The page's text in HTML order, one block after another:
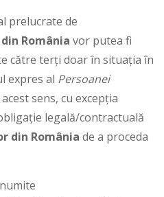
prelucrate de
România vor putea fi
către terți doar în situația în
expres al Persoanei
sens, cu excepția
legală/contractuală
din România de a proceda